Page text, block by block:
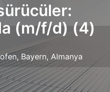
(m/f/d) (4)
, Bayern, Almanya